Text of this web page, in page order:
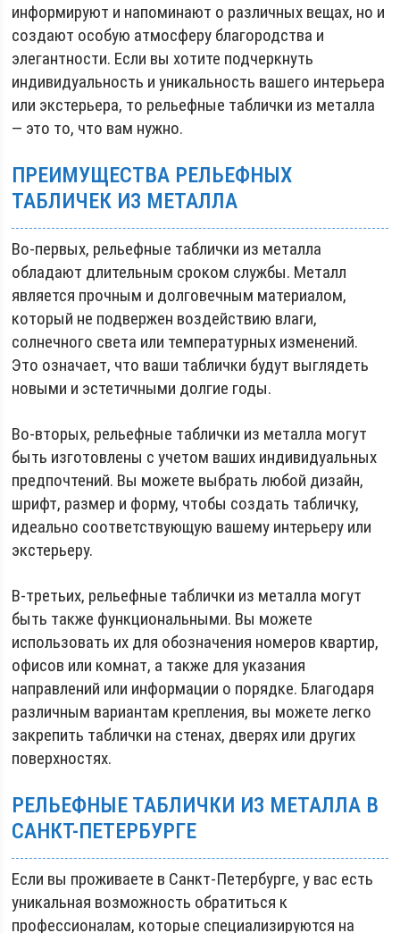
информируют и напоминают о различных вещах, но и
создают особую атмосферу благородства и
элегантности. Если вы хотите подчеркнуть
индивидуальность и уникальность вашего интерьера
или экстерьера, то рельефные таблички из металла
— это то, что вам нужно.
ПРЕИМУЩЕСТВА РЕЛЬЕФНЫХ
ТАБЛИЧЕК ИЗ МЕТАЛЛА
Во-первых, рельефные таблички из металла
обладают длительным сроком службы. Металл
является прочным и долговечным материалом,
который не подвержен воздействию влаги,
солнечного света или температурных изменений.
Это означает, что ваши таблички будут выглядеть
новыми и эстетичными долгие годы.
Во-вторых, рельефные таблички из металла могут
быть изготовлены с учетом ваших индивидуальных
предпочтений. Вы можете выбрать любой дизайн,
шрифт, размер и форму, чтобы создать табличку,
идеально соответствующую вашему интерьеру или
экстерьеру.
В-третьих, рельефные таблички из металла могут
быть также функциональными. Вы можете
использовать их для обозначения номеров квартир,
офисов или комнат, а также для указания
направлений или информации о порядке. Благодаря
различным вариантам крепления, вы можете легко
закрепить таблички на стенах, дверях или других
поверхностях.
РЕЛЬЕФНЫЕ ТАБЛИЧКИ ИЗ МЕТАЛЛА В
САНКТ-ПЕТЕРБУРГЕ
Если вы проживаете в Санкт-Петербурге, у вас есть
уникальная возможность обратиться к
профессионалам, которые специализируются на